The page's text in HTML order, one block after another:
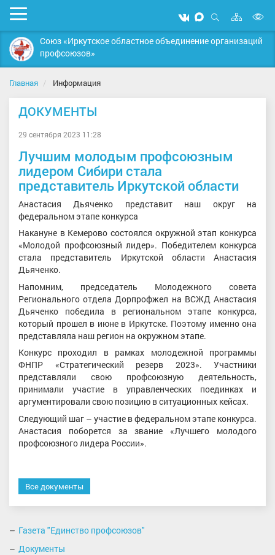
Мобильное
меню
Мы
вконтакте
Мы
в
MAX
Открыть
поиск
Карта
сайта
Союз «Иркутское областное объединение организаций
профсоюзов»
Главная Информация
ДОКУМЕНТЫ
29 сентября 2023 11:28
Лучшим молодым профсоюзным
лидером Сибири стала
представитель Иркутской области
Анастасия Дьяченко представит наш округ на
федеральном этапе конкурса
Накануне в Кемерово состоялся окружной этап конкурса
«Молодой профсоюзный лидер». Победителем конкурса
стала представитель Иркутской области Анастасия
Дьяченко.
Напомним, председатель Молодежного совета
Регионального отдела Дорпрофжел на ВСЖД Анастасия
Дьяченко победила в региональном этапе конкурса,
который прошел в июне в Иркутске. Поэтому именно она
представляла наш регион на окружном этапе.
Конкурс проходил в рамках молодежной программы
ФНПР «Стратегический резерв 2023». Участники
представляли свою профсоюзную деятельность,
принимали участие в управленческих поединках и
аргументировали свою позицию в ситуационных кейсах.
Следующий шаг – участие в федеральном этапе конкурса.
Анастасия поборется за звание «Лучшего молодого
профсоюзного лидера России».
Все документы
Газета "Единство профсоюзов"
Документы